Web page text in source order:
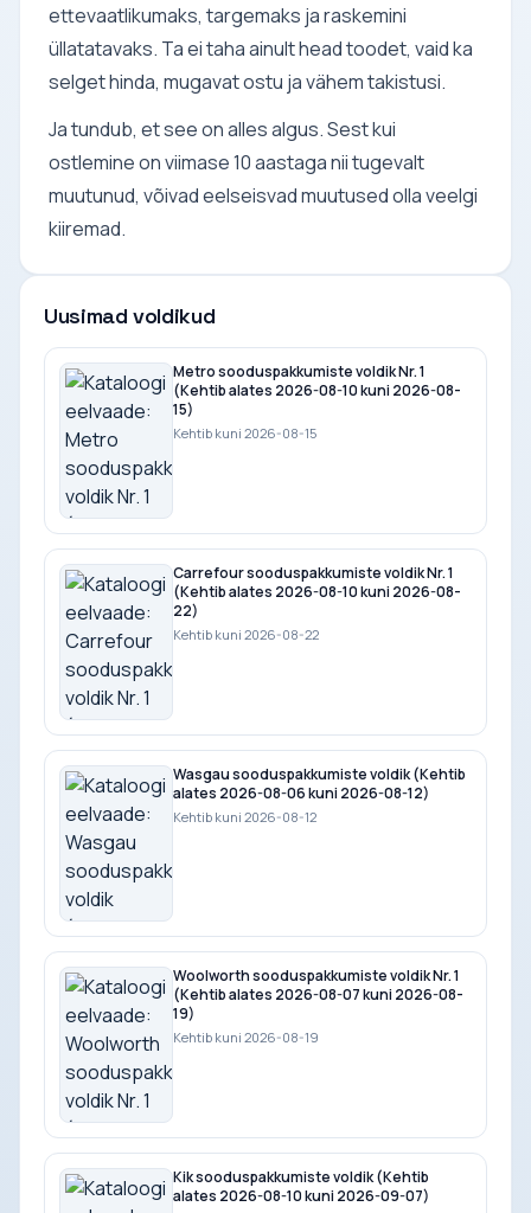
ettevaatlikumaks, targemaks ja raskemini
üllatatavaks. Ta ei taha ainult head toodet, vaid ka
selget hinda, mugavat ostu ja vähem takistusi.
Ja tundub, et see on alles algus. Sest kui
ostlemine on viimase 10 aastaga nii tugevalt
muutunud, võivad eelseisvad muutused olla veelgi
kiiremad.
Uusimad voldikud
Metro sooduspakkumiste voldik Nr. 1
(Kehtib alates 2026-08-10 kuni 2026-08-
15)
Kehtib kuni 2026-08-15
Carrefour sooduspakkumiste voldik Nr. 1
(Kehtib alates 2026-08-10 kuni 2026-08-
22)
Kehtib kuni 2026-08-22
Wasgau sooduspakkumiste voldik (Kehtib
alates 2026-08-06 kuni 2026-08-12)
Kehtib kuni 2026-08-12
Woolworth sooduspakkumiste voldik Nr. 1
(Kehtib alates 2026-08-07 kuni 2026-08-
19)
Kehtib kuni 2026-08-19
Kik sooduspakkumiste voldik (Kehtib
alates 2026-08-10 kuni 2026-09-07)